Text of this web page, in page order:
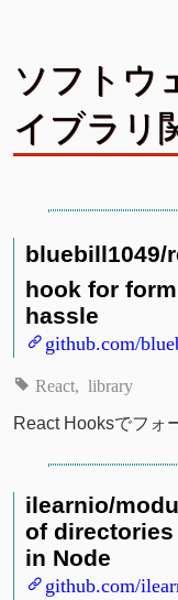
ソフトウ
イブラリ
bluebill1049/
hook for
hassle
github.com/
React library
React Hooksでフォ
ilearnio/
of
in Node
github.com/